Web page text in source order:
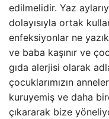
edilmelidir. Yaz
dolayısıyla ortak
enfeksiyonlar ne
ve baba kaşınır ve
gıda alerjisi olarak
çocuklarımızın
kuruyemiş ve daha
çıkararak bize